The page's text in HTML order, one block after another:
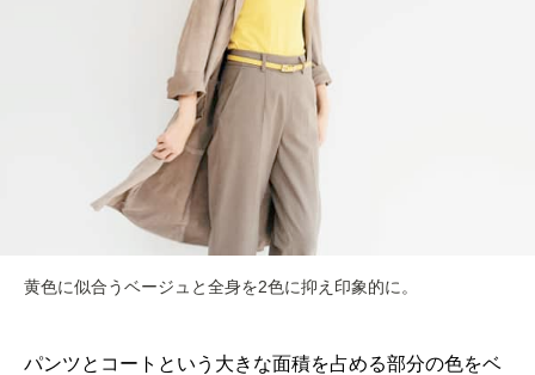
黄色に似合うベージュと全身を2色に抑え印象的に。
パンツとコートという大きな面積を占める部分の色をベ